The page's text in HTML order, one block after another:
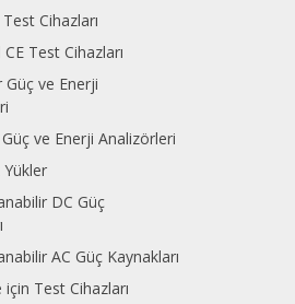
Cihazları
Test Cihazları
Güç ve Enerji
ve Enerji Analizörleri
DC Güç
AC Güç Kaynakları
Test Cihazları